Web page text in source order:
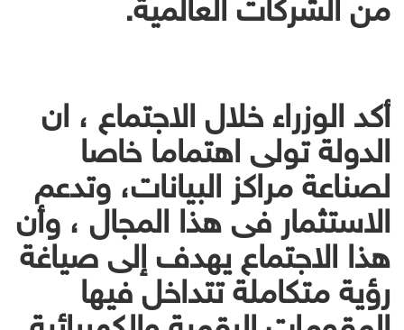
أكد الوزراء خلال الاجتماع ، ان
الدولة تولى اهتماما خاصا
لصناعة مراكز البيانات، وتدعم
الاستثمار فى هذا المجال ، وأن
هذا الاجتماع يهدف إلى صياغة
رؤية متكاملة تتداخل فيها